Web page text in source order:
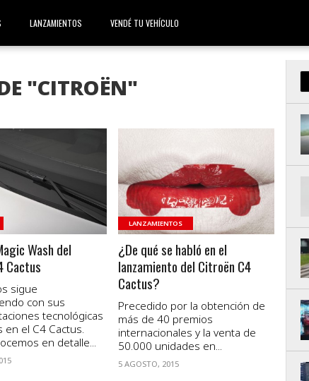
LANZAMIENTOS VENDÉ TU VEHÍCULO
"CITROËN"
VER NOTA
Wash del
Cactus
sigue
con sus
tecnológicas
en el C4 Cactus.
en detalle...
VER NOTA
LANZAMIENTOS
¿De qué se habló en el
lanzamiento del Citroën C4
Cactus?
Precedido por la obtención de
más de 40 premios
internacionales y la venta de
50.000 unidades en...
5 AGOSTO, 2015